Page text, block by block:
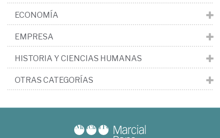
ECONOMÍA
EMPRESA
HISTORIA Y CIENCIAS HUMANAS
OTRAS CATEGORÍAS